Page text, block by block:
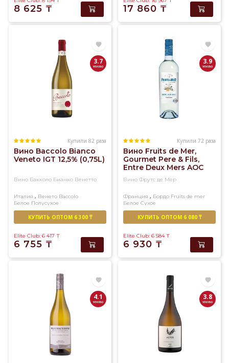
8 625 ₸ 17 860 ₸
3.7
Купили 82 раза
Вино Baccolo Bianco
Veneto IGT 12,5% (0,75L)
Вино Бакколо Бианко Венетто
Италия , Венето Baccolo
Белое Полусухое
КУПИТЬ ОПТОМ 6 300 ₸
Elite Club: 6 417 ₸
6 755 ₸
3.9
Купили 72 раза
Вино Fruits de Mer,
Gourmet Pere & Fils,
Entre Deux Mers AOC
11,5% (0,75L)
Вино Фрутс де Мер
Франция , Бордо Fruits de mer
Белое Сухое
КУПИТЬ ОПТОМ 6 080 ₸
Elite Club: 6 584 ₸
6 930 ₸
4.1 3.8